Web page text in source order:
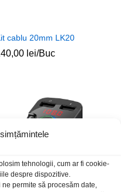
tehnologii, cum ar fi cookie-
despre dispozitive.
permite să procesăm date,
cablu 20mm LK20
lei/Buc